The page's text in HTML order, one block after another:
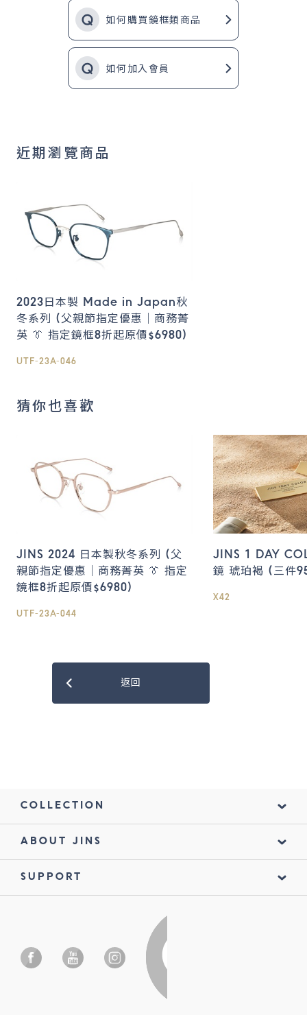
如何購買鏡框類商品
如何加入會員
近期瀏覽商品
2023日本製 Made in Japan秋
冬系列 (父親節指定優惠｜商務菁
英 👔 指定鏡框8折起原價$6980)
UTF-23A-046
猜你也喜歡
JINS 2024 日本製秋冬系列 (父
親節指定優惠｜商務菁英 👔 指定
鏡框8折起原價$6980)
UTF-23A-044
JINS 1 DAY
鏡 琥珀褐 (三件
X42
返回
COLLECTION
ABOUT JINS
SUPPORT